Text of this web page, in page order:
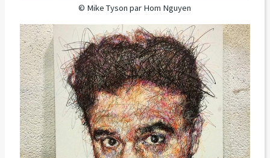
© Mike Tyson par Hom Nguyen